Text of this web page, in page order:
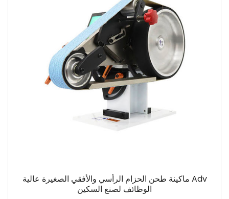
Adv ماكينة طحن الحزام الرأسي والأفقي الصغيرة عالية
الوظائف لصنع السكين